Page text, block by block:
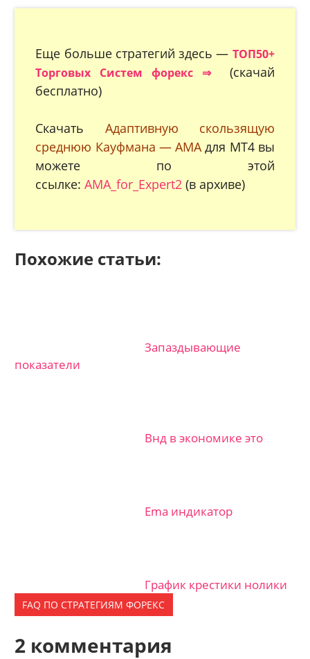
Еще больше стратегий здесь — ТОП50+
Торговых Систем форекс ⇒
(скачай
бесплатно)
Скачать
Адаптивную скользящую
среднюю Кауфмана — AMAдля МТ4 вы
можете по этой
ссылке:AMA_for_Expert2 (в архиве)
Похожие статьи:
Запаздывающие
показатели
Внд в экономике это
Ema индикатор
График крестики нолики
FAQ ПО СТРАТЕГИЯМ ФОРЕКС
2 комментария